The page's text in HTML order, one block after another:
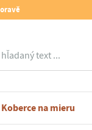
Koberce na mieru